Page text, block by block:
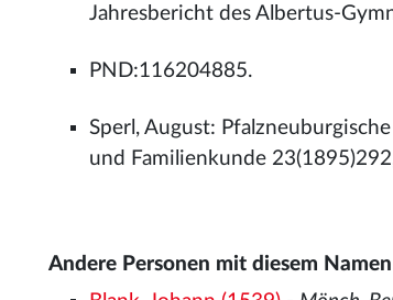
Jahresbericht des Albertus-
PND:116204885.
Sperl, August:
und Familienkunde
Andere Personen mit diesem Namen